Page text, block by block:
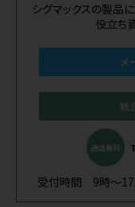
シグマックスの製品
役立ち
メ
総
通話無料
受付時間 9時～17